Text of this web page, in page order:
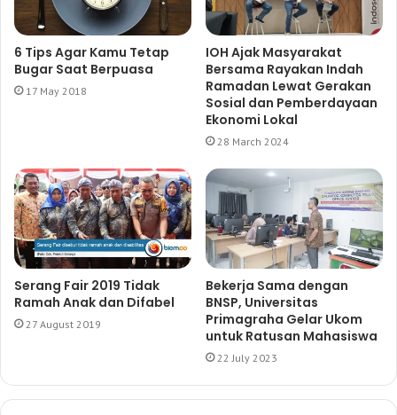
6 Tips Agar Kamu Tetap
Bugar Saat Berpuasa
17 May 2018
IOH Ajak Masyarakat
Bersama Rayakan Indah
Ramadan Lewat Gerakan
Sosial dan Pemberdayaan
Ekonomi Lokal
28 March 2024
Serang Fair 2019 Tidak
Ramah Anak dan Difabel
27 August 2019
Bekerja Sama dengan
BNSP, Universitas
Primagraha Gelar Ukom
untuk Ratusan Mahasiswa
22 July 2023